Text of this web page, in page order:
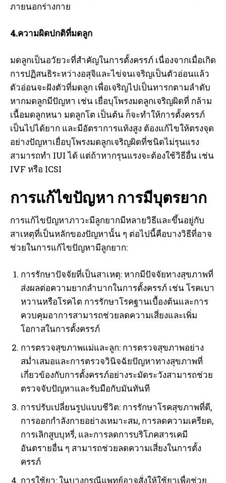
ภายนอกร่างกาย
4.ความผิดปกติที่มดลูก
มดลูกเป็นอวัยวะที่สำคัญในการตั้งครรภ์ เนื่องจากเมื่อเกิด
การปฏิสนธิระหว่างอสุจิและไข่จนเจริญเป็นตัวอ่อนแล้ว
ตัวอ่อนจะฝังตัวที่มดลูก เพื่อเจริญไปเป็นทารกตามลำดับ
หากมดลูกมีปัญหา เช่น เยื่อบุโพรงมดลูกเจริญผิดที่ กล้าม
เนื้อมดลูกหนา มดลูกโต เป็นต้น ก็จะทำให้การตั้งครรภ์
เป็นไปได้ยาก และมีอัตราการแท้งสูง ต้องแก้ไขให้ตรงจุด
อย่างปัญหาเยื่อบุโพรงมดลูกเจริญผิดที่ชนิดไม่รุนแรง
สามารถทำ IUI ได้ แต่ถ้าหากรุนแรงจะต้องใช้วิธีอื่น เช่น
IVF หรือ ICSI
การแก้ไขปัญหา การมีบุตรยาก
การแก้ไขปัญหาภาวะมีลูกยากมีหลายวิธีและขึ้นอยู่กับ
สาเหตุที่เป็นหลักของปัญหานั้น ๆ ต่อไปนี้คือบางวิธีที่อาจ
ช่วยในการแก้ไขปัญหามีลูกยาก:
การรักษาปัจจัยที่เป็นสาเหตุ: หากมีปัจจัยทางสุขภาพที่
ส่งผลต่อความยากลำบากในการตั้งครรภ์ เช่น โรคเบา
หวานหรือโรคไต การรักษาโรคฐานเบื้องต้นและการ
ควบคุมอาการสามารถช่วยลดความเสี่ยงและเพิ่ม
โอกาสในการตั้งครรภ์
การตรวจสุขภาพแม่และลูก: การตรวจสุขภาพอย่าง
สม่ำเสมอและการตรวจวินิจฉัยปัญหาทางสุขภาพที่
เกี่ยวข้องกับการตั้งครรภ์อย่างระมัดระวังสามารถช่วย
ตรวจจับปัญหาและรับมือกับมันทันที
การปรับเปลี่ยนรูปแบบชีวิต: การรักษาโรคสุขภาพที่ดี,
การออกกำลังกายอย่างเหมาะสม, การลดความเครียด,
การเลิกสูบบุหรี่, และการลดการบริโภคสารเคมี
อันตรายอื่น ๆ สามารถช่วยลดความเสี่ยงในการตั้ง
ครรภ์
การใช้ยา: ในบางกรณีแพทย์อาจสั่งให้ใช้ยาเพื่อช่วย